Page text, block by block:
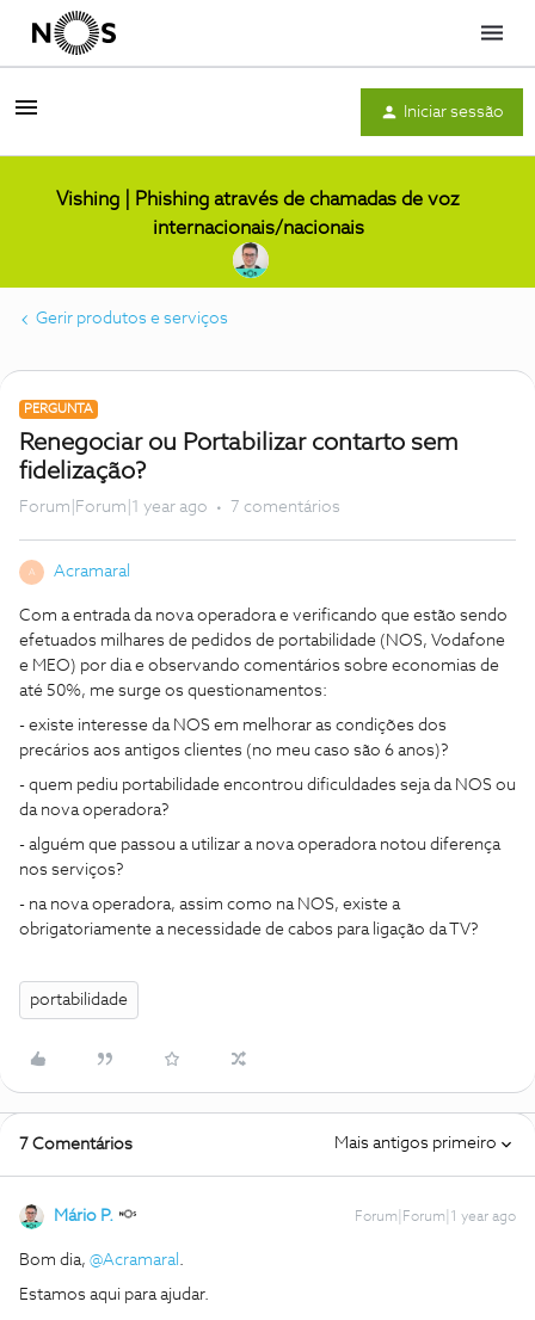
Menu
Iniciar sessão
Vishing | Phishing através de chamadas de voz
internacionais/nacionais
Gerir produtos e serviços
PERGUNTA
Renegociar ou Portabilizar contarto sem
fidelização?
Forum|Forum|1 year ago 7 comentários
A Acramaral
Com a entrada da nova operadora e verificando que estão sendo
efetuados milhares de pedidos de portabilidade (NOS, Vodafone
e MEO) por dia e observando comentários sobre economias de
até 50%, me surge os questionamentos:
- existe interesse da NOS em melhorar as condições dos
precários aos antigos clientes (no meu caso são 6 anos)?
- quem pediu portabilidade encontrou dificuldades seja da NOS ou
da nova operadora?
- alguém que passou a utilizar a nova operadora notou diferença
nos serviços?
- na nova operadora, assim como na NOS, existe a
obrigatoriamente a necessidade de cabos para ligação da TV?
portabilidade
7 Comentários Mais antigos primeiro
Mário P. Forum|Forum|1 year ago
Bom dia, ​ @Acramaral .
Estamos aqui para ajudar.